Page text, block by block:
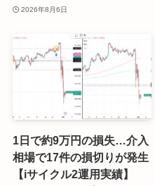
2026年8月6日
1日で約9万円の損失…介入
相場で17件の損切りが発生
【iサイクル2運用実績】